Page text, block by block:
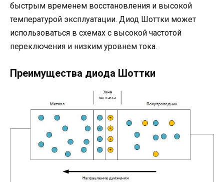
быстрым временем восстановления и высокой
температурой эксплуатации. Диод Шоттки может
использоваться в схемах с высокой частотой
переключения и низким уровнем тока.
Преимущества диода Шоттки